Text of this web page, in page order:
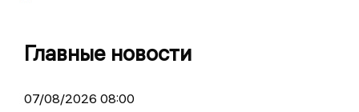
Главные новости
07/08/2026 08:00